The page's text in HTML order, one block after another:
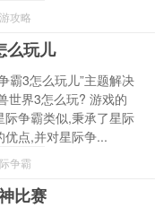
攻略
么玩儿
霸3怎么玩儿”主题解决
世界3怎么玩? 游戏的
际争霸类似,秉承了星际
优点,并对星际争...
争霸
比赛